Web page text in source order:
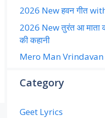
2026 New हवन गीत
2026 New तुरंत आ माता
की कहानी
Mero Man
Category
Geet Lyrics